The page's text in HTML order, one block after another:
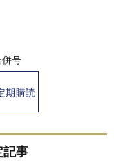
号
期購読
事